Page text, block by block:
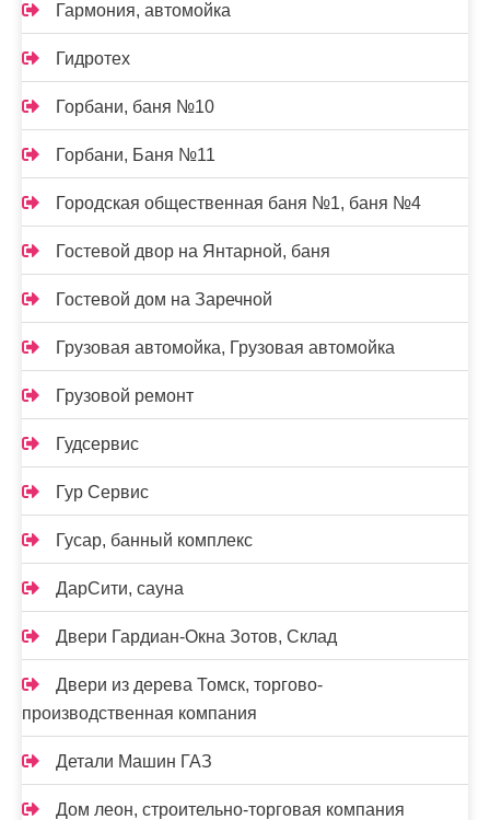
Гармония, автомойка
Гидротех
Горбани, баня №10
Горбани, Баня №11
Городская общественная баня №1, баня №4
Гостевой двор на Янтарной, баня
Гостевой дом на Заречной
Грузовая автомойка, Грузовая автомойка
Грузовой ремонт
Гудсервис
Гур Сервис
Гусар, банный комплекс
ДарСити, сауна
Двери Гардиан-Окна Зотов, Склад
Двери из дерева Томск, торгово-
производственная компания
Детали Машин ГАЗ
Дом леон, строительно-торговая компания